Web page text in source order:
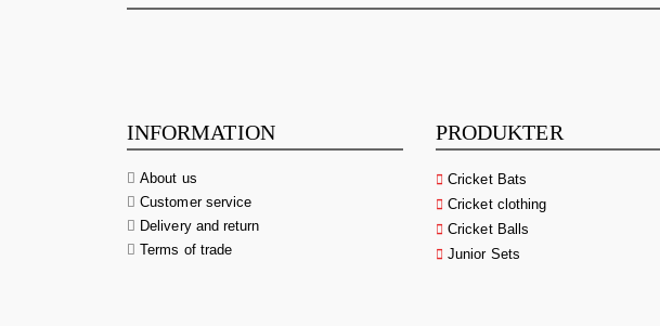
INFORMATION
About us
Customer service
Delivery and return
Terms of trade
PRODUKTER
Cricket Bats
Cricket clothing
Cricket Balls
Junior Sets